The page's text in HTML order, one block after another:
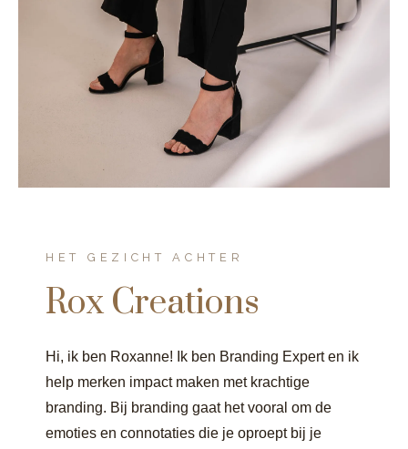
HET GEZICHT ACHTER
Rox Creations
Hi, ik ben Roxanne! Ik ben Branding Expert en ik
help merken impact maken met krachtige
branding. Bij branding gaat het vooral om de
emoties en connotaties die je oproept bij je